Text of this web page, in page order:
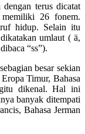
terus dicatat
memiliki 26 fonem.
hidup. Selain itu
umlaut ( ä,
“ss”).
besar sekian
Timur, Bahasa
dikenal. Hal ini
banyak ditempati
Bahasa Jerman